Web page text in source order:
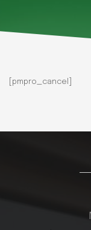
[pmpro_cancel]